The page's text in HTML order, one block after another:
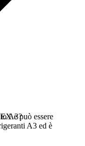
e può essere
A3 ed è
A3?